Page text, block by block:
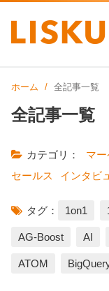
ホーム 全記事一覧
全記事一覧
カテゴリ： マ
セールス
インタビ
タグ： 1on1
AG-Boost AI
ATOM